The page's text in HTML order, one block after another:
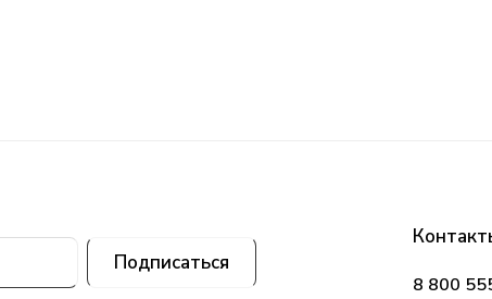
Подписаться
8 800